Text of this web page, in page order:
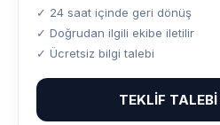
✓ 24 saat içinde geri dönüş
✓ Doğrudan ilgili ekibe iletilir
✓ Ücretsiz bilgi talebi
TEKLIF TALEBI